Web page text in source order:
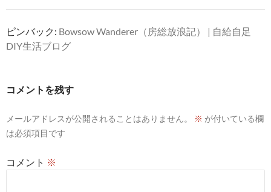
ピンバック: Bowsow Wanderer（房総放浪記） | 自給自足
DIY生活ブログ
コメントを残す
メールアドレスが公開されることはありません。 ※ が付いている欄
は必須項目です
コメント ※